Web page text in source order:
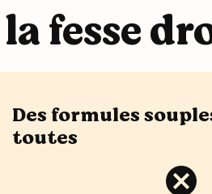
fesse
Des formules
toutes